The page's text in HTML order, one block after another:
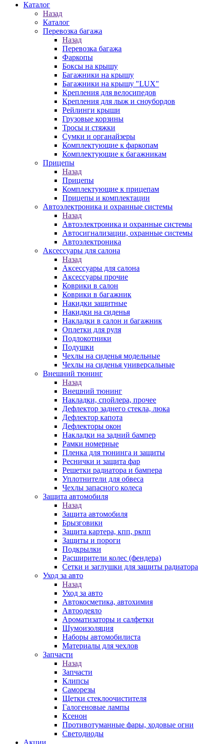
Каталог
Назад
Каталог
Перевозка багажа
Назад
Перевозка багажа
Фаркопы
Боксы на крышу
Багажники на крышу
Багажники на крышу "LUX"
Крепления для велосипедов
Крепления для лыж и сноубордов
Рейлинги крыши
Грузовые корзины
Тросы и стяжки
Сумки и органайзеры
Комплектующие к фаркопам
Комплектующие к багажникам
Прицепы
Назад
Прицепы
Комплектующие к прицепам
Прицепы и комплектации
Автоэлектроника и охранные системы
Назад
Автоэлектроника и охранные системы
Автосигнализации, охранные системы
Автоэлектроника
Аксессуары для салона
Назад
Аксессуары для салона
Аксессуары прочие
Коврики в салон
Коврики в багажник
Накидки защитные
Накидки на сиденья
Накладки в салон и багажник
Оплетки для руля
Подлокотники
Подушки
Чехлы на сиденья модельные
Чехлы на сиденья универсальные
Внешний тюнинг
Назад
Внешний тюнинг
Накладки, спойлера, прочее
Дефлектор заднего стекла, люка
Дефлектор капота
Дефлекторы окон
Накладки на задний бампер
Рамки номерные
Пленка для тюнинга и защиты
Реснички и защита фар
Решетки радиатора и бампера
Уплотнители для обвеса
Чехлы запасного колеса
Защита автомобиля
Назад
Защита автомобиля
Брызговики
Защита картера, кпп, ркпп
Защиты и пороги
Подкрылки
Расширители колес (фендера)
Сетки и заглушки для защиты радиатора
Уход за авто
Назад
Уход за авто
Автокосметика, автохимия
Автоодеяло
Ароматизаторы и салфетки
Шумоизоляция
Наборы автомобилиста
Материалы для чехлов
Запчасти
Назад
Запчасти
Клипсы
Саморезы
Щетки стеклоочистителя
Галогеновые лампы
Ксенон
Противотуманные фары, ходовые огни
Светодиоды
Акции